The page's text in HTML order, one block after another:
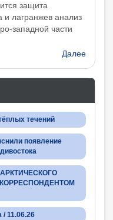
защита
и лагранжев анализ
западной части
Далее
течений
появление
11.06.26